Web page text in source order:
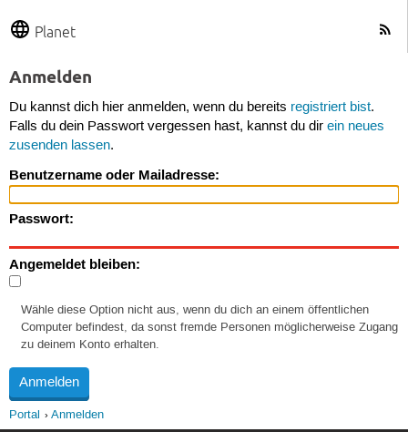
Planet
Anmelden
Du kannst dich hier anmelden, wenn du bereits registriert bist.
Falls du dein Passwort vergessen hast, kannst du dir ein neues
zusenden lassen.
Benutzername oder Mailadresse:
Passwort:
Angemeldet bleiben:
Wähle diese Option nicht aus, wenn du dich an einem öffentlichen
Computer befindest, da sonst fremde Personen möglicherweise Zugang
zu deinem Konto erhalten.
Portal Anmelden